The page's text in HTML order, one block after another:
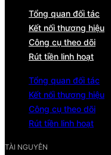
Tổng quan đối tác
Kết nối thương hiệu
Công cụ theo dõi
Rút tiền linh hoạt
Tổng quan đối tác
Kết nối thương hiệu
Công cụ theo dõi
Rút tiền linh hoạt
TÀI NGUYÊN